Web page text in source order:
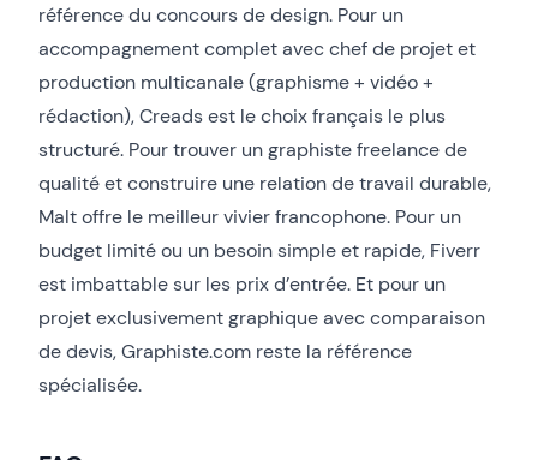
référence du concours de design. Pour un
accompagnement complet avec chef de projet et
production multicanale (graphisme + vidéo +
rédaction), Creads est le choix français le plus
structuré. Pour trouver un graphiste freelance de
qualité et construire une relation de travail durable,
Malt offre le meilleur vivier francophone. Pour un
budget limité ou un besoin simple et rapide, Fiverr
est imbattable sur les prix d’entrée. Et pour un
projet exclusivement graphique avec comparaison
de devis, Graphiste.com reste la référence
spécialisée.